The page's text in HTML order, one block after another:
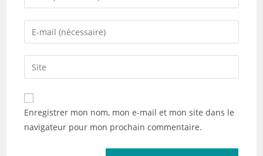
your
name
comment
Enter
your
email
address
comment
Saisir
l’URL
de
votre
(facultatif)
Enregistrer mon nom, mon e-mail et mon site dans le
navigateur pour mon prochain commentaire.